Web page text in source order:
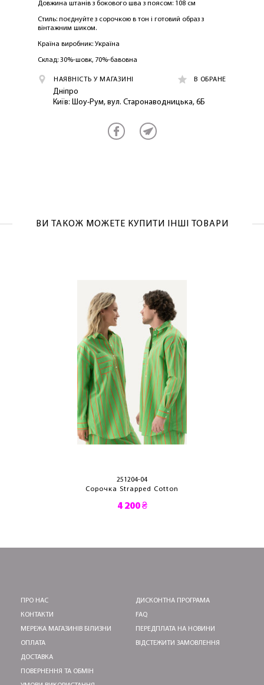
Довжина штанів з бокового шва з поясом: 108 см
Стиль: поєднуйте з сорочкою в тон і готовий образ з
вінтажним шиком.
Країна виробник: Україна
Склад: 30%-шовк, 70%-бавовна
НАЯВНІСТЬ У МАГАЗИНІ В ОБРАНЕ
Дніпро
Київ: Шоу-Рум, вул. Старонаводницька, 6Б
ВИ ТАКОЖ МОЖЕТЕ КУПИТИ ІНШІ ТОВАРИ
251204-04
Сорочка Strapped Cotton
4 200 ₴
ПРО НАС
КОНТАКТИ
МЕРЕЖА МАГАЗИНІВ БІЛИЗНИ
ОПЛАТА
ДОСТАВКА
ПОВЕРНЕННЯ ТА ОБМІН
ДИСКОНТНА ПРОГРАМА
FAQ
ПЕРЕДПЛАТА НА НОВИНИ
ВІДСТЕЖИТИ ЗАМОВЛЕННЯ
ЛАСКАВО ПРОСИМО ДО
NOSOVSKI.COM! ПРИЙМІТЬ ВІД НАС
ПЕРШЕ ПОКУПКУ